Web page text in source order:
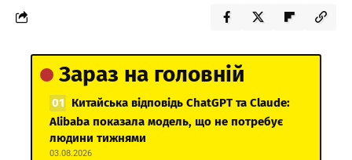
Зараз на головній
Китайська відповідь ChatGPT та Claude:
Alibaba показала модель, що не потребує
людини тижнями
03.08.2026